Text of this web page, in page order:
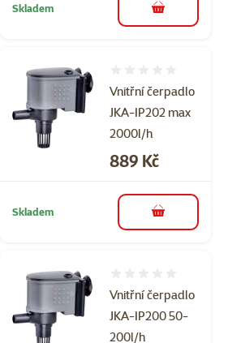
Skladem do košíku
Vnitřní čerpadlo
JKA-IP202 max
2000l/h
Cena
889 Kč
Skladem do košíku
Vnitřní čerpadlo
JKA-IP200 50-
200l/h